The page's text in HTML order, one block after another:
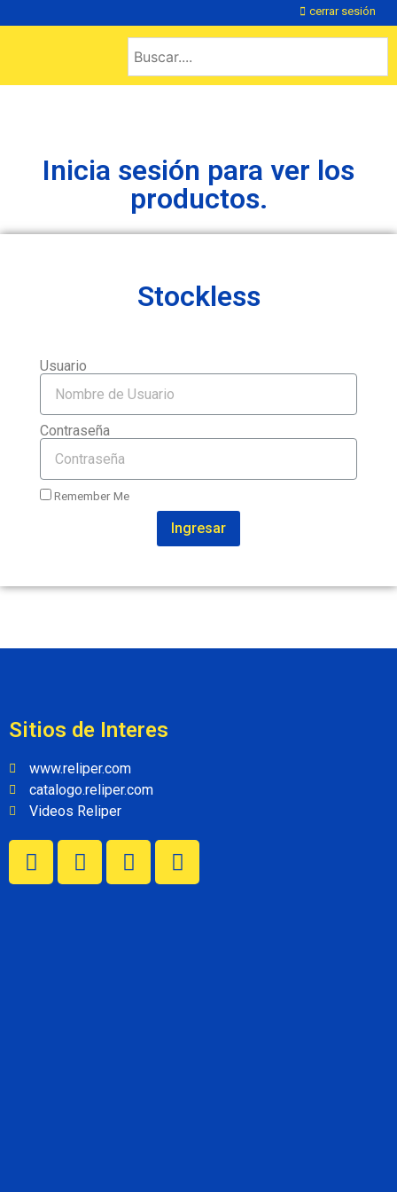
cerrar sesión
Inicia sesión para ver los
productos.
Stockless
Usuario
Contraseña
Remember Me
Ingresar
Sitios de Interes
www.reliper.com
catalogo.reliper.com
Videos Reliper